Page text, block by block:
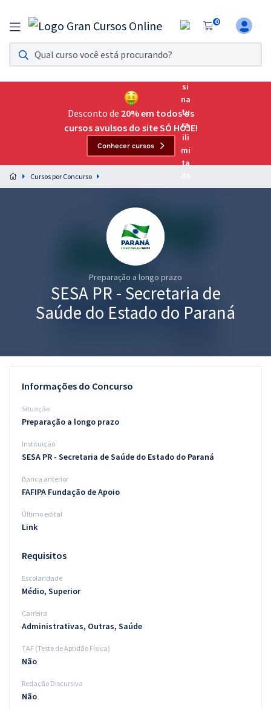
0
Assinatura Ilimitada 11
Acesso a todos os cursos. Teste grátis por 7 dias!
Assinatura OAB Até Passar
Acesso ilimitado a toda preparação para o Exame da
Preparação completa e intensiva para as principais
residências em saúde do Brasil
Graduação
Conteúdo gratuito
Blog
Desconto de 20% em todos os
cursos avulsos do site SÓ HOJE!
Conhecer cursos
Cursos por Concurso
Preparação a longo prazo
SESA PR - Secretaria de
Saúde do Estado do Paraná
Informações do Concurso
Situação
Preparação a longo prazo
Instituição
SESA PR - Secretaria de Saúde do Estado do Paraná
Banca anterior
FAFIPA Fundação de Apoio
Último edital
Link
Requisitos
Escolaridade
Médio, Superior
Carreira
Administrativas, Outras, Saúde
TAF (Teste de Aptidão Física)
Não
Redação Discursiva
Não